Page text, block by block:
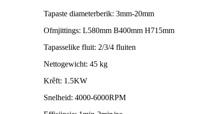
Tapaste diameterberik: 3mm-20mm
Ofmjittings: L580mm B400mm H715mm
Tapasselike fluit: 2/3/4 fluiten
Nettogewicht: 45 kg
Krêft: 1.5KW
Snelheid: 4000-6000RPM